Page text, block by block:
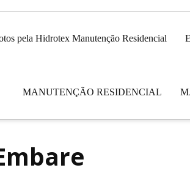
pela Hidrotex Manutenção Residencial
MANUTENÇÃO RESIDENCIAL